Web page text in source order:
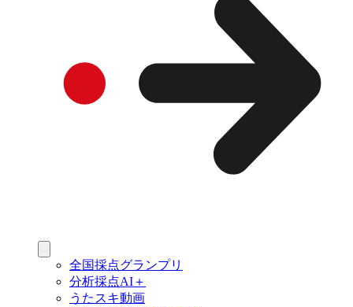
全国採点グランプリ
分析採点AI＋
うたスキ動画